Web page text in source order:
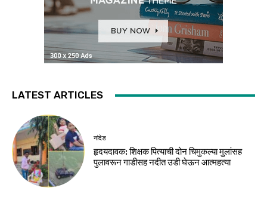
LATEST ARTICLES
नांदेड
हृदयदावक: शिक्षक पित्याची दोन चिमुकल्या मुलांसह
पुलावरून गाडीसह नदीत उडी घेऊन आत्महत्या